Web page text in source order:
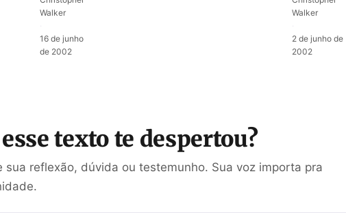
de Mica
Walker
16 de junho
de 2002
tempo
Walker
2 de junho de
2002
texto te despertou?
sua reflexão, dúvida ou testemunho. Sua voz importa pra